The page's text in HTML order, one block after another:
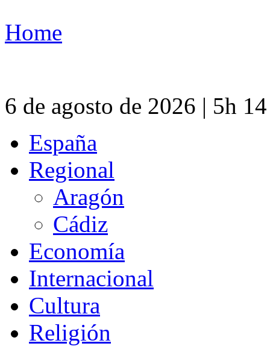
Home
6 de agosto de 2026 | 5h
España
Regional
Aragón
Cádiz
Economía
Internacional
Cultura
Religión